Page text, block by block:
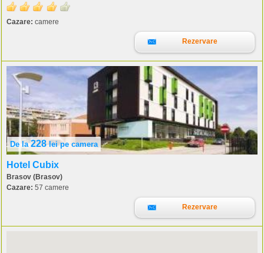
Cazare: camere
Rezervare
De la228leipe camera
Hotel Cubix
Brasov (Brasov)
Cazare: 57 camere
Rezervare